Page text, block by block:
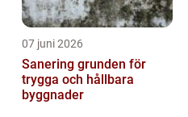
07 juni 2026
Sanering grunden för
trygga och hållbara
byggnader